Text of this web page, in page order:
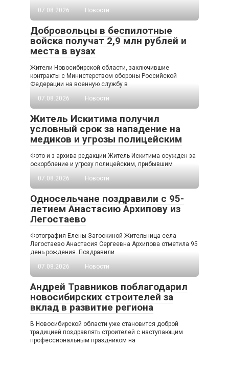
07.08.2026
Новости
Добровольцы в беспилотные
войска получат 2,9 млн рублей и
места в вузах
Жители Новосибирской области, заключившие
контракты с Министерством обороны Российской
Федерации на военную службу в
07.08.2026
Новости
Житель Искитима получил
условный срок за нападение на
медиков и угрозы полицейским
Фото и з архива редакции Житель Искитима осужден за
оскорбление и угрозу полицейским, прибывшим
07.08.2026
Новости
Односельчане поздравили с 95-
летием Анастасию Архипову из
Легостаево
Фотография Елены Загоскиной Жительница села
Легостаево Анастасия Сергеевна Архипова отметила 95
день рождения. Поздравили
07.08.2026
Новости
Андрей Травников поблагодарил
новосибирских строителей за
вклад в развитие региона
В Новосибирской области уже становится доброй
традицией поздравлять строителей с наступающим
профессиональным праздником на